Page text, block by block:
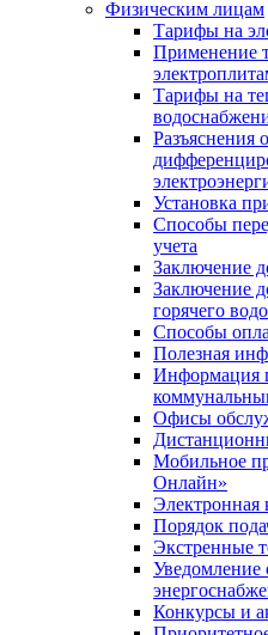
Физическим лицам
Тарифы на
Применение
Тарифы на
Разъяснения
Установка
Способы
учета
Заключение
Заключение
горячего
Способы
Полезная
Информация
Офисы
Мобильное
Онлайн»
Электронная
Порядок
Экстренные
Уведомление
Конкурсы и